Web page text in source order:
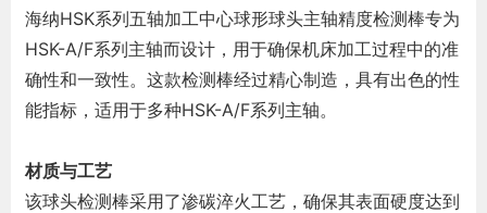
海纳HSK系列五轴加工中心球形球头主轴精度检测棒专为
HSK-A/F系列主轴而设计，用于确保机床加工过程中的准
确性和一致性。这款检测棒经过精心制造，具有出色的性
能指标，适用于多种HSK-A/F系列主轴。
材质与工艺
该球头检测棒采用了渗碳淬火工艺，确保其表面硬度达到